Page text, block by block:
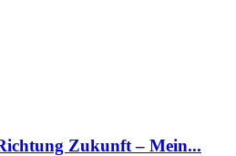
Zukunft – Mein...